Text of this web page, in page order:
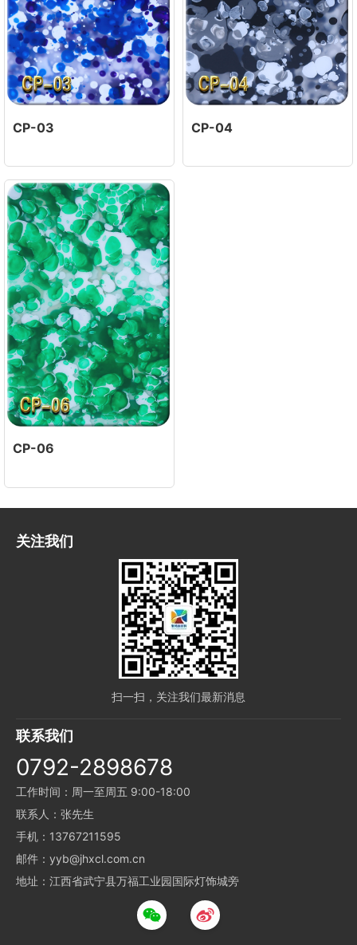
CP-03 CP-04
CP-06
关注我们
扫一扫，关注我们最新消息
联系我们
0792-2898678
工作时间：周一至周五 9:00-18:00
联系人：张先生
手机：13767211595
邮件：yyb@jhxcl.com.cn
地址：江西省武宁县万福工业园国际灯饰城旁